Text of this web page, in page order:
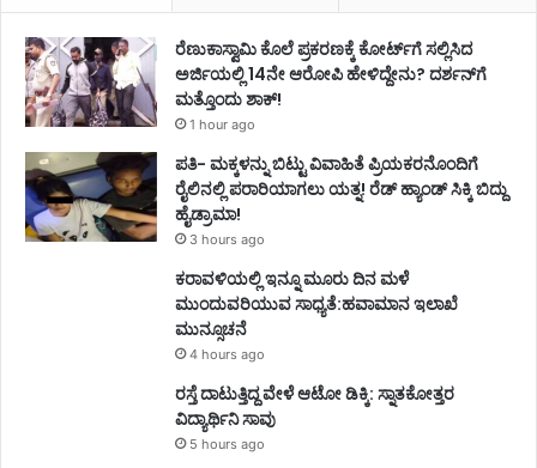
ರೆಣುಕಾಸ್ವಾಮಿ ಕೊಲೆ ಪ್ರಕರಣಕ್ಕೆ ಕೋರ್ಟ್‌ಗೆ ಸಲ್ಲಿಸಿದ
ಅರ್ಜಿಯಲ್ಲಿ 14ನೇ ಆರೋಪಿ ಹೇಳಿದ್ದೇನು? ದರ್ಶನ್‌ಗೆ
ಮತ್ತೊಂದು ಶಾಕ್!
1 hour ago
ಪತಿ- ಮಕ್ಕಳನ್ನು ಬಿಟ್ಟು ವಿವಾಹಿತೆ ಪ್ರಿಯಕರನೊಂದಿಗೆ
ರೈಲಿನಲ್ಲಿ ಪರಾರಿಯಾಗಲು ಯತ್ನ! ರೆಡ್ ಹ್ಯಾಂಡ್ ಸಿಕ್ಕಿ ಬಿದ್ದು
ಹೈಡ್ರಾಮಾ!
3 hours ago
ಕರಾವಳಿಯಲ್ಲಿ ಇನ್ನೂ ಮೂರು ದಿನ ಮಳೆ
ಮುಂದುವರಿಯುವ ಸಾಧ್ಯತೆ:ಹವಾಮಾನ ಇಲಾಖೆ
ಮುನ್ಸೂಚನೆ
4 hours ago
ರಸ್ತೆ ದಾಟುತ್ತಿದ್ದ ವೇಳೆ ಆಟೋ ಡಿಕ್ಕಿ: ಸ್ನಾತಕೋತ್ತರ
ವಿದ್ಯಾರ್ಥಿನಿ ಸಾವು
5 hours ago